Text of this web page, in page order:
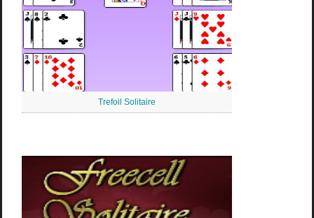
Trefoil Solitaire